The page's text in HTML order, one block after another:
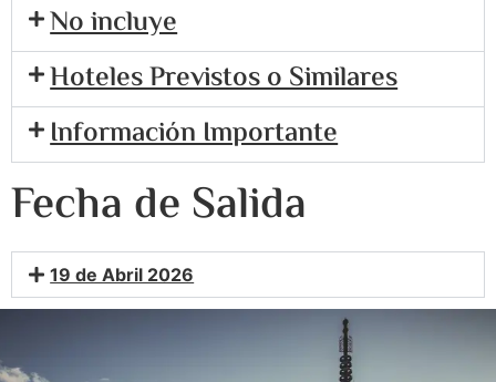
No incluye
Hoteles Previstos o Similares
Información Importante
Fecha de Salida
19 de Abril 2026